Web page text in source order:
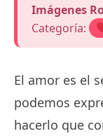
Imágenes
Categoría:
El amor es el
podemos
hacerlo que